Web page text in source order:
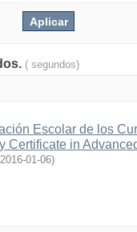
( segundos)
Escolar de los
Certificate in
2016-01-06)